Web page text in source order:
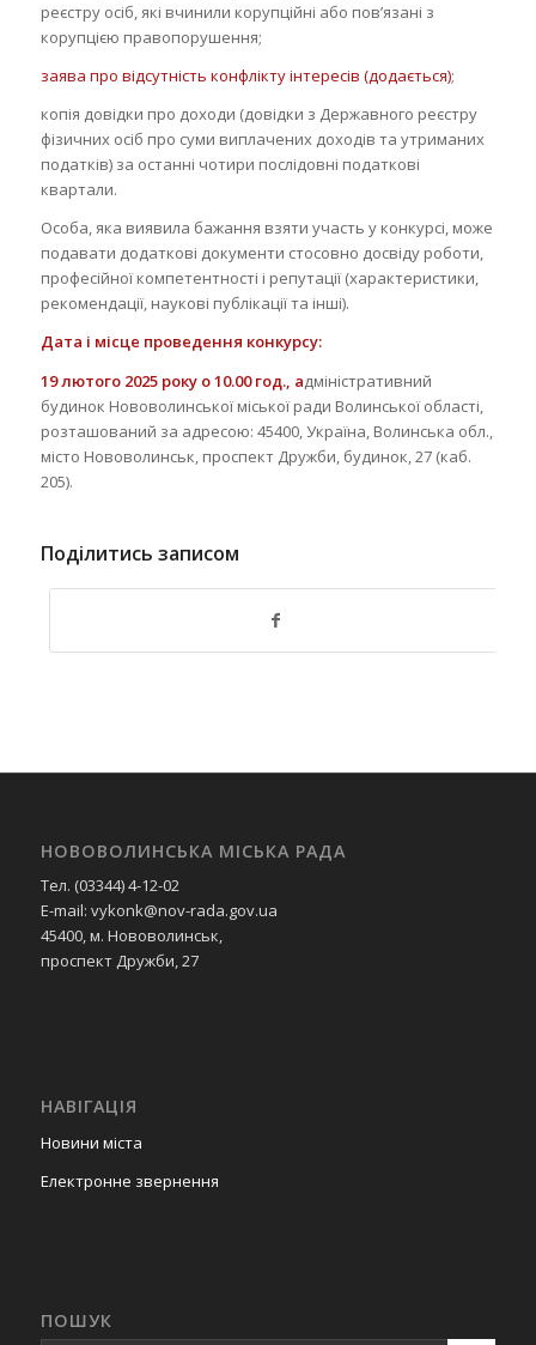
реєстру осіб, які вчинили корупційні aбo пов’язані з
корупцією правопорушення;
заява про відсутність конфлікту інтересів (додається);
копія довідки про доходи (довідки з Державного реєстру
фізичних осіб про суми виплачених доходів та утриманих
податків) за останні чотири послідовні податкові
квартали.
Особа, яка виявила бажання взяти участь у конкурсі, може
подавати додаткові документи стосовно досвіду роботи,
професійної компетентності і репутації (характеристики,
рекомендації, наукові публікації та інші).
Дата і місце проведення конкурсу:
19 лютого 2025 року о 10.00 год., адміністративний
будинок Нововолинської міської ради Волинської області,
розташований за адресою: 45400, Україна, Волинська обл.,
місто Нововолинськ, проспект Дружби, будинок, 27 (каб.
205).
Поділитись записом
НОВОВОЛИНСЬКА МІСЬКА РАДА
Тел. (03344) 4-12-02
E-mail: vykonk@nov-rada.gov.ua
45400, м. Нововолинськ,
проспект Дружби, 27
НАВІГАЦІЯ
Новини міста
Електронне звернення
ПОШУК